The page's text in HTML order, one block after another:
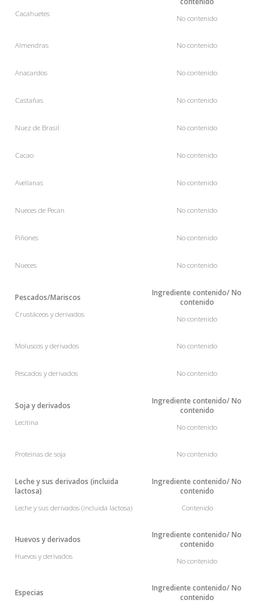
Cacahuetes
No contenido
Almendras No contenido
Anacardos No contenido
Castañas No contenido
Nuez de Brasil No contenido
Cacao No contenido
Avellanas No contenido
Nueces de Pecan No contenido
Piñones No contenido
Nueces No contenido
Pescados/Mariscos
Crustáceos y derivados
Ingredientecontenido/ No
contenido
No contenido
Moluscosy derivados No contenido
Pescadosy derivados No contenido
Soja y derivados
Lecitina
Ingredientecontenido/ No
contenido
No contenido
Proteinas desoja No contenido
Lechey sus derivados (incluida
lactosa)
Leche y sus derivados (incluida lactosa)
Ingredientecontenido/ No
contenido
Contenido
Huevos y derivados
Huevos y derivados
Ingredientecontenido/ No
contenido
No contenido
Especias
Ingredientecontenido/ No
contenido